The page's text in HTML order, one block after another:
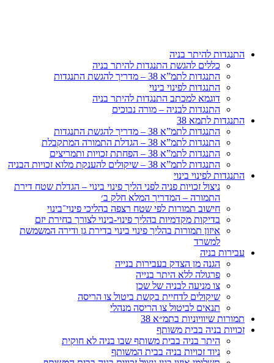
התנגדות להיתר בניה
כללים להגשת התנגדות להיתר בניה
התנגדות לתמ”א 38 – מדריך להגשת התנגדות
התנגדות לפינוי בינוי
דוגמא למכתב התנגדות להיתר בניה
התנגדות לבניה – מורה נבוכים
התנגדות לתמא 38
התנגדות לתמ”א 38 – מדריך להגשת התנגדות
התנגדות לתמ”א 38 – הגדלת התמורה המתקבלת
התנגדות לתמ”א 38 – הפחתת זכויות ותמריצים
התנגדות לתמ”א 38 – שיקולים להענקת מלוא זכויות הבניה
התנגדות לפינוי בינוי
ניצול זכויות פניה לפני הליך פינוי בינוי – הגדלת שטח דירת
התמורה – המדריך המלא חלק ב׳
חישוב תמורות לפי שטח רצפה בהליכי פינוי־בינוי
בדיקות מקדמיות בהליך פינוי-בינוי לצורך בחירת יזם
איזון תמורות בהליך פינוי בינוי בדירת גן ודירה המשמשת
למשרד
עבירות בניה
הגנה מן הצדק בעבירות בנייה
פרגולה ללא היתר בנייה
צו מניעה לבניה של שכן
שיקולים לדחיית בקשת ביטול צו הריסה
תנאים לביטול צו הריסה מנהלי
תמורות שיוויוניות בתמ״א 38
זכויות בניה בבית משותף
היתר בניה בבית משותף שבו בניה לא חוקית
ניוד זכויות בניה בבית המשותף